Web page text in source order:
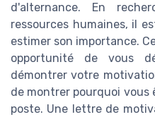
d'alternance. En
ressources humaines, il
estimer son importance.
opportunité de vous
démontrer votre
de montrer pourquoi vous
poste. Une lettre de